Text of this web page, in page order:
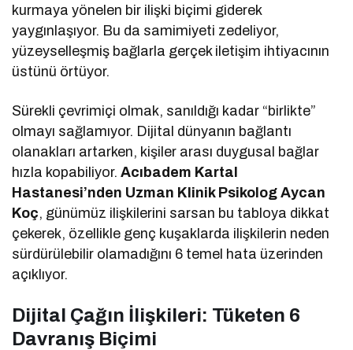
kurmaya yönelen bir ilişki biçimi giderek
yaygınlaşıyor. Bu da samimiyeti zedeliyor,
yüzeyselleşmiş bağlarla gerçek iletişim ihtiyacının
üstünü örtüyor.
Sürekli çevrimiçi olmak, sanıldığı kadar “birlikte”
olmayı sağlamıyor. Dijital dünyanın bağlantı
olanakları artarken, kişiler arası duygusal bağlar
hızla kopabiliyor.Acıbadem Kartal
Hastanesi’nden Uzman Klinik Psikolog Aycan
Koç, günümüz ilişkilerini sarsan bu tabloya dikkat
çekerek, özellikle genç kuşaklarda ilişkilerin neden
sürdürülebilir olamadığını 6 temel hata üzerinden
açıklıyor.
Dijital Çağın İlişkileri: Tüketen 6
Davranış Biçimi